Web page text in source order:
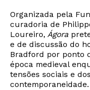
Organizada pela
curadoria de
Loureiro, Ágora
e de discussão do
Bradford por ponto
época medieval
tensões sociais e
contemporaneidade.